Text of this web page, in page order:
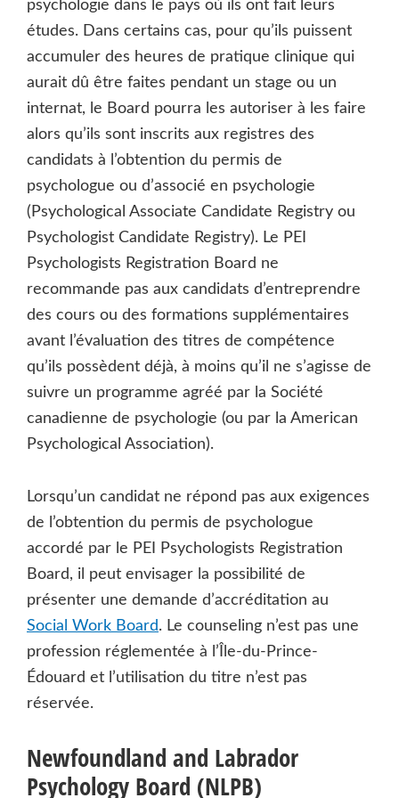
psychologie dans le pays où ils ont fait leurs
études. Dans certains cas, pour qu’ils puissent
accumuler des heures de pratique clinique qui
aurait dû être faites pendant un stage ou un
internat, le Board pourra les autoriser à les faire
alors qu’ils sont inscrits aux registres des
candidats à l’obtention du permis de
psychologue ou d’associé en psychologie
(Psychological Associate Candidate Registry ou
Psychologist Candidate Registry). Le PEI
Psychologists Registration Board ne
recommande pas aux candidats d’entreprendre
des cours ou des formations supplémentaires
avant l’évaluation des titres de compétence
qu’ils possèdent déjà, à moins qu’il ne s’agisse de
suivre un programme agréé par la Société
canadienne de psychologie (ou par la American
Psychological Association).
Lorsqu’un candidat ne répond pas aux exigences
de l’obtention du permis de psychologue
accordé par le PEI Psychologists Registration
Board, il peut envisager la possibilité de
présenter une demande d’accréditation au
Social Work Board. Le counseling n’est pas une
profession réglementée à l’Île-du-Prince-
Édouard et l’utilisation du titre n’est pas
réservée.
Newfoundland and Labrador
Psychology Board (NLPB)